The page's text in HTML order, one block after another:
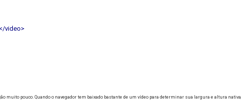
</video>
muito pouco. Quando o navegador tem baixado bastante de um vídeo para determinar sua largura e altura nativa,